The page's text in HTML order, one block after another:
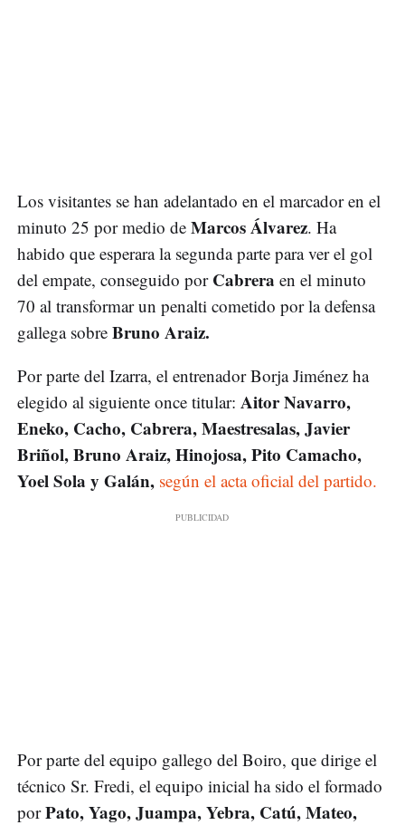
Los visitantes se han adelantado en el marcador en el
minuto 25 por medio de Marcos Álvarez. Ha
habido que esperara la segunda parte para ver el gol
del empate, conseguido por Cabrera en el minuto
70 al transformar un penalti cometido por la defensa
gallega sobre Bruno Araiz.
Por parte del Izarra, el entrenador Borja Jiménez ha
elegido al siguiente once titular: Aitor Navarro,
Eneko, Cacho, Cabrera, Maestresalas, Javier
Briñol, Bruno Araiz, Hinojosa, Pito Camacho,
Yoel Sola y Galán, según el acta oficial del partido.
Por parte del equipo gallego del Boiro, que dirige el
técnico Sr. Fredi, el equipo inicial ha sido el formado
porPato, Yago, Juampa, Yebra, Catú, Mateo,